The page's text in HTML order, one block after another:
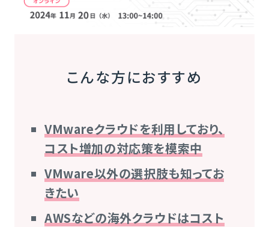
こんな方におすすめ
VMwareクラウドを利用しており、
コスト増加の対応策を模索中
VMware以外の選択肢も知ってお
きたい
AWSなどの海外クラウドはコスト